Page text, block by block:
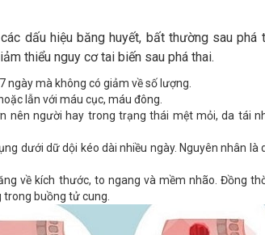
dấu hiệu băng huyết, bất thường sau
thiểu nguy cơ tai biến sau phá thai.
ngày mà không có giảm về số lượng.
lẫn với máu cục, máu đông.
nên người hay trong trạng thái mệt mỏi, da tái
dưới dữ dội kéo dài nhiều ngày. Nguyên nhân
về kích thước, to ngang và mềm nhão. Đồng
buồng tử cung.